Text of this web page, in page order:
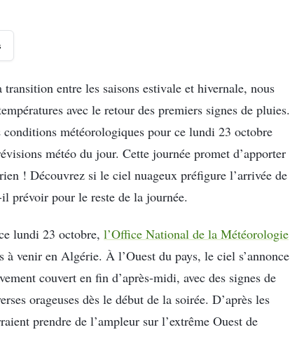
entre les saisons estivale et hivernale, nous
avec le retour des premiers signes de pluies.
météorologiques pour ce lundi 23 octobre
météo du jour. Cette journée promet d’apporter
! Découvrez si le ciel nuageux préfigure l’arrivée de
prévoir pour le reste de la journée.
lundi 23 octobre, l’Office National de la Météorologie
venir en Algérie. À l’Ouest du pays, le ciel s’annonce
couvert en fin d’après-midi, avec des signes de
orageuses dès le début de la soirée. D’après les
prendre de l’ampleur sur l’extrême Ouest de